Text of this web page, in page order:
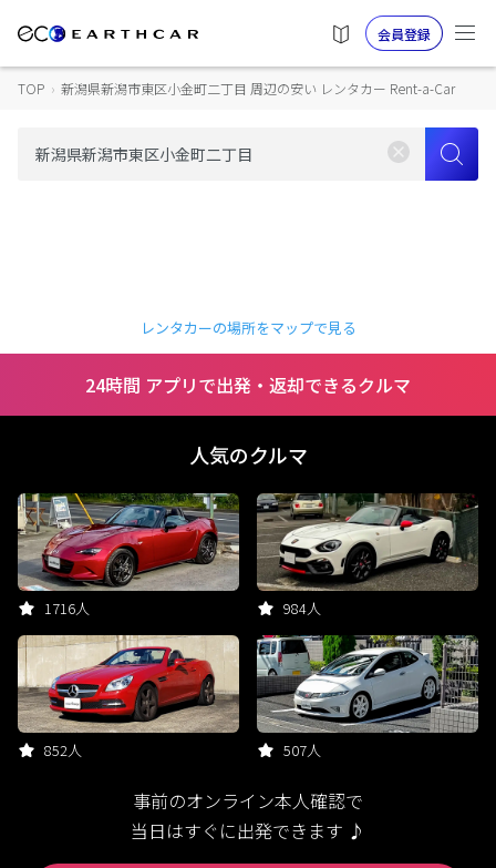
会員登録
TOP › 新潟県新潟市東区小金町二丁目 周辺の安い レンタカー Rent-a-Car
レンタカーの場所をマップで見る
24時間 アプリで出発・返却できるクルマ
人気のクルマ
1716人 984人
852人 507人
事前のオンライン本人確認で
当日はすぐに出発できます ♪